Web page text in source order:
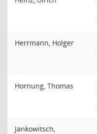
Herrmann, Holger
Hornung, Thomas
Jankowitsch,